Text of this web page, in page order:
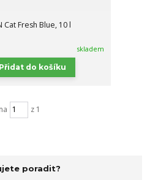
Cat Fresh Blue, 10 l
skladem
Přidat do košíku
z 1
poradit?